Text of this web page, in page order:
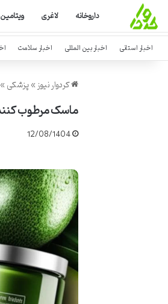
داروخانه لاغری ویتامین
اخبار استانی اخبار بین المللی اخبار سلامت
کردوار نیوز»پزشکی»
ماسک مرطوب
12/08/1404